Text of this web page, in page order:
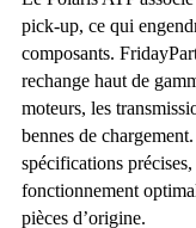
pick-up, ce qui
composants.
rechange haut de
moteurs, les
bennes de
spécifications
fonctionnement
pièces d’origine.